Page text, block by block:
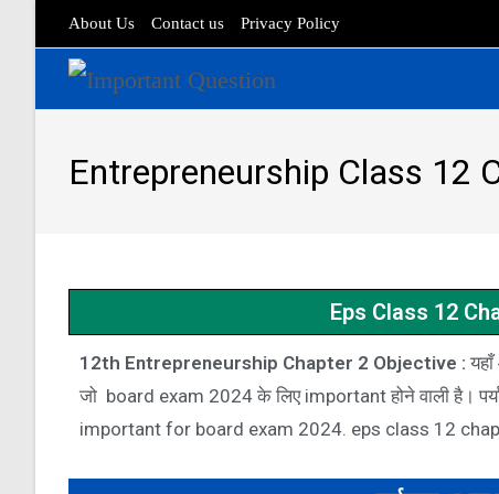
About Us Contact us Privacy Policy
Entrepreneurship Class 12
Eps Class 12
12th Entrepreneurship Chapter 2 Objective :
जो board exam 2024 के लिए important होने वाली है।
important for board exam 2024. eps class 12